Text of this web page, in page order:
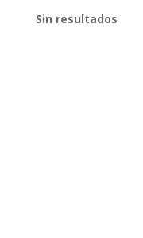
Sin resultados